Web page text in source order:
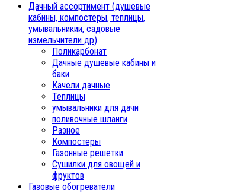
Дачный ассортимент (душевые
кабины, компостеры, теплицы,
умывальникии, садовые
измельчители др)
Поликарбонат
Дачные душевые кабины и
баки
Качели дачные
Теплицы
умывальники для дачи
поливочные шланги
Разное
Компостеры
Газонные решетки
Сушилки для овощей и
фруктов
Газовые обогреватели